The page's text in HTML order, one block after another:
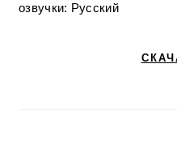
озвучки: Русский